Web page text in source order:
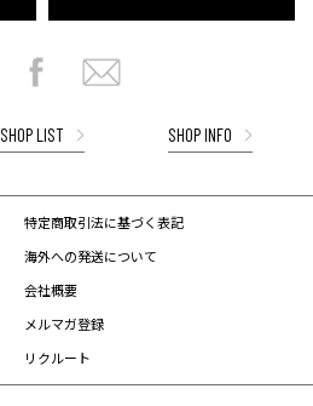
SHOP LIST SHOP INFO
特定商取引法に基づく表記
海外への発送について
会社概要
メルマガ登録
リクルート